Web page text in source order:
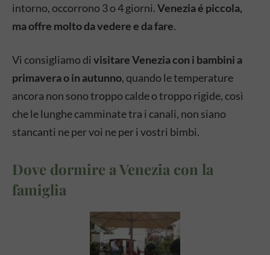
intorno, occorrono 3 o 4 giorni.Venezia é piccola,
ma offre molto da vedere e da fare.
Vi consigliamo di visitare Venezia con i bambini a
primavera o in autunno, quando le temperature
ancora non sono troppo calde o troppo rigide, così
che le lunghe camminate tra i canali, non siano
stancanti ne per voi ne per i vostri bimbi.
Dove dormire a Venezia con la
famiglia